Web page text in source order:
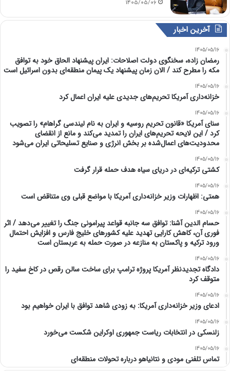
1405/05/06
آخرین اخبار
1405/05/16
رمضان زاده، سخنگوی دولت اصلاحات: ایران پیشنهاد الحاق خود به توافق
مکه را مطرح کند / الان زمان پیشنهاد یک پیمان منطقه‌ای بدون اسرائیل است
1405/05/16
خزانه‌داری آمریکا تحریم‌های جدیدی علیه ایران اعمال کرد
1405/05/16
سنای آمریکا «قانون تحریم روسیه و ایران به نام لیندسی گراهام» را تصویب
کرد / این لایحه تحریم‌های ایران را تمدید می‌کند و مانع از انقضای
محدودیت‌های اعمال‌شده بر بخش انرژی و صنایع تسلیحاتی ایران می‌شود
1405/05/16
کشتی ترکیه‌ای در دریای سیاه هدف حمله قرار گرفت
1405/05/16
همتی: اظهارات وزیر خزانه‌داری آمریکا با مواضع قبلی وی متناقض است
1405/05/16
حسام الدین آشنا: توافق سه جانبه قواعد پیرامونی جنگ را تغییر می‌دهد / اثر
فوری آن، کاهش کارایی تهدید علیه کشور‌های خلیج فارس و افزایش احتمال
ورود ترکیه و پاکستان به منازعه در صورت حمله به عربستان است
1405/05/16
دادگاه تجدیدنظر آمریکا پروژه ترامپ برای ساخت سالن رقص در کاخ سفید را
متوقف کرد
1405/05/16
ادعای وزیر خزانه‌داری آمریکا: به زودی شاهد توافق با ایران خواهیم بود
1405/05/16
زلنسکی در انتخابات ریاست جمهوری اوکراین شکست می‌خورد
1405/05/16
تماس تلفنی مودی و نتانیاهو درباره تحولات منطقه‌ای